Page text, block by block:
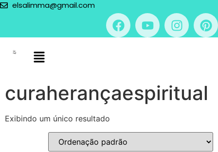
elsalimma@gmail.com
curaherançaespiritual
Exibindo um único resultado